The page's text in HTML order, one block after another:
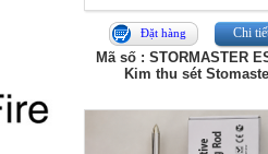
Đặt hàng Chi
Mã số : STORMASTER
Kim thu sét